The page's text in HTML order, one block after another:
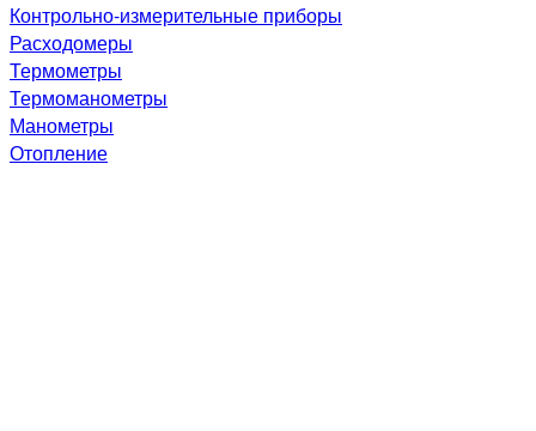
Контрольно-измерительные приборы
Расходомеры
Термометры
Термоманометры
Манометры
Отопление